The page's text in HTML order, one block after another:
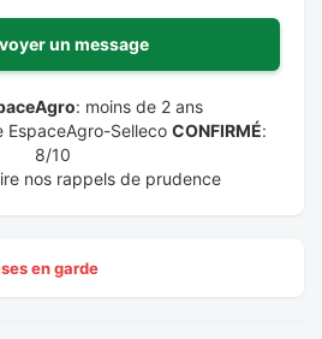
un message
: moins de 2 ans
EspaceAgro-Selleco CONFIRMÉ:
8/10
nos rappels de prudence
en garde